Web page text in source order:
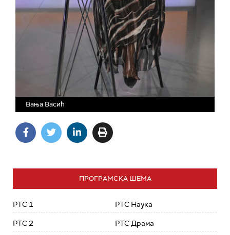
Вања Васић
ПРОГРАМСКА ШЕМА
РТС 1
РТС 2
РТС Наука
РТС Драма